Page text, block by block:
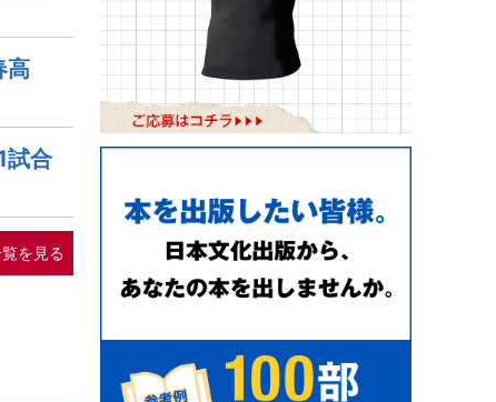
高
試合
を見る